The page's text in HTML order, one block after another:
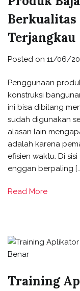
Berkualitas
Terjangkau
Posted on 11/06/
Penggunaan
konstruksi
ini bisa dibilang
sudah digunakan
alasan lain
adalah karena
efisien waktu. Di
enggan berpaling
Read More
Training